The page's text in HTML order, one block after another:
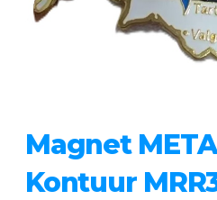
Magnet
Kontuur